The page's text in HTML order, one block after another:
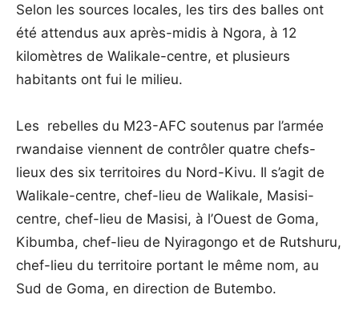
Selon les sources locales, les tirs des balles ont
été attendus aux après-midis à Ngora, à 12
kilomètres de Walikale-centre, et plusieurs
habitants ont fui le milieu.
Les rebelles du M23-AFC soutenus par l’armée
rwandaise viennent de contrôler quatre chefs-
lieux des six territoires du Nord-Kivu. Il s’agit de
Walikale-centre, chef-lieu de Walikale, Masisi-
centre, chef-lieu de Masisi, à l’Ouest de Goma,
Kibumba, chef-lieu de Nyiragongo et de Rutshuru,
chef-lieu du territoire portant le même nom, au
Sud de Goma, en direction de Butembo.